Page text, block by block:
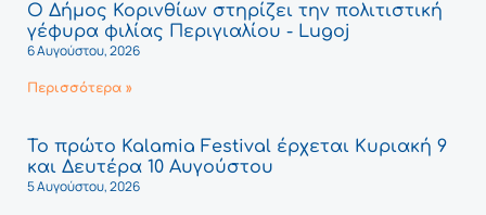
Ο Δήμος Κορινθίων στηρίζει την πολιτιστική
γέφυρα φιλίας Περιγιαλίου - Lugoj
6 Αυγούστου, 2026
Περισσότερα »
Το πρώτο Kalamia Festival έρχεται Κυριακή 9
και Δευτέρα 10 Αυγούστου
5 Αυγούστου, 2026